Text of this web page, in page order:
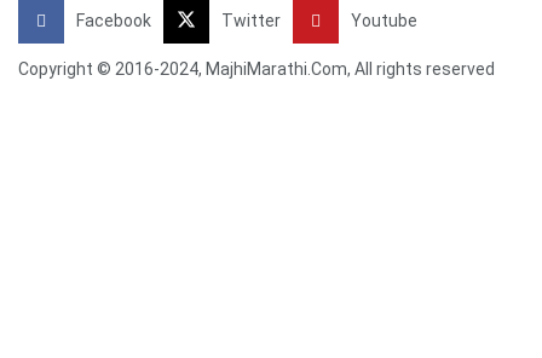
Facebook Twitter Youtube
Copyright © 2016-2024, MajhiMarathi.Com, All rights reserved